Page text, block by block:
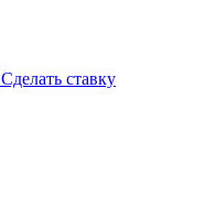
Сделать ставку